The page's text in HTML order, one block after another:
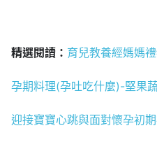
精選閱讀： 育兒教養經媽媽
孕期料理(孕吐吃什麼)-堅果
迎接寶寶心跳與面對懷孕初